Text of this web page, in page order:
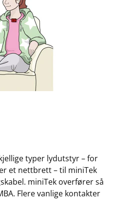
typer lydutstyr – for
et nettbrett – til miniTek
miniTek overfører så
Flere vanlige kontakter